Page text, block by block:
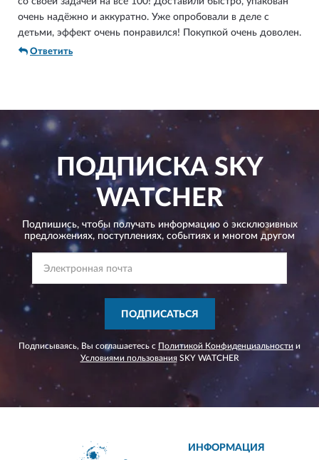
очень надёжно и аккуратно. Уже опробовали в деле с
детьми, эффект очень понравился! Покупкой очень доволен.
Ответить
ПОДПИСКАSKY
WATCHER
Подпишись, чтобы получать информацию о эксклюзивных
предложениях, поступлениях, событиях и многом другом
ПОДПИСАТЬСЯ
Подписываясь, Вы соглашаетесь с Политикой Конфиденциальности и
Условиями пользованияSKY WATCHER
ИНФОРМАЦИЯ